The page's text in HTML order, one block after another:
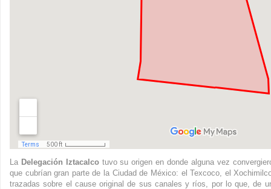
La Delegación Iztacalcotuvo su origen en donde alguna vez
que cubrían gran parte de la Ciudad de México: el Texcoco, el
trazadas sobre el cause original de sus canales y ríos, por lo que, de